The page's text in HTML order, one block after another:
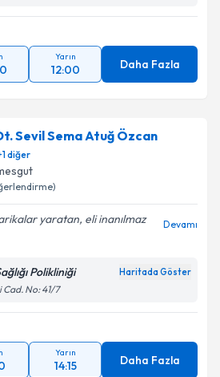
Yarın
12:00 Daha Fazla
Sevil Sema Atuğ Özcan
1diğer
yaratan, eli inanılmaz
Devamı
Polikliniği Haritada Göster
No: 41/7
Yarın
14:15 Daha Fazla